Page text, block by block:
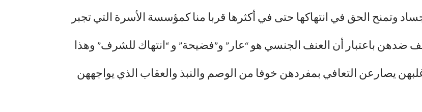
وتمنح الحق في انتهاكها حتى في أكثرها قربا منا كمؤسسة الأسرة التي تجبر
باعتبار أن العنف الجنسي هو “عار” و”فضيحة” و “انتهاك للشرف” وهذا
يصارعن التعافي بمفردهن خوفا من الوصم والنبذ والعقاب الذي يواجههن